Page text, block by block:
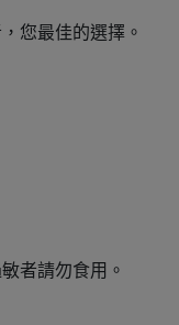
您最佳的選擇。
者請勿食用。